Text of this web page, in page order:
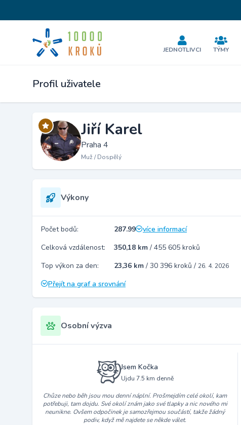
JEDNOTLIVCI TÝMY
Profil uživatele
Jiří Karel
Praha 4
Muž / Dospělý
Výkony
Počet bodů: 287.99
více informací
Celková vzdálenost:
350,18 km / 455 605 kroků
Top výkon za den:
23,36 km / 30 396 kroků / 26. 4. 2026
Přejít na graf a srovnání
Osobní výzva
Jsem Kočka
Ujdu 7.5 km denně
Chůze nebo běh jsou mou denní náplní. Prošmejdím celé okolí, kam
potřebuji, tam dojdu. Své okolí znám jako své tlapky a nic nového mi
neunikne. Ovšem odpočinek je samozřejmou součástí, takže žádný
podiv, když mě najdete se někde válet.